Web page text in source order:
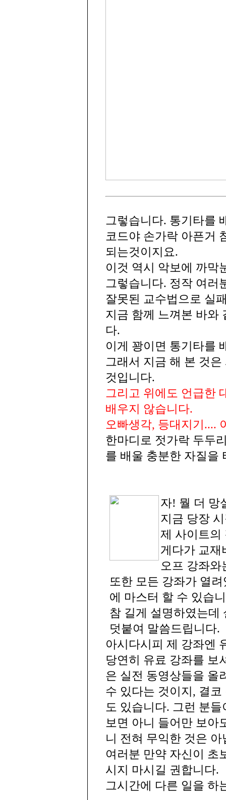
그렇습니다. 통기타를
코드야 손가락 아픈거
되는것이지요.
이것 역시 악보에 까막
그렇습니다. 정작 여러
잘못된 교수법으로 실
지금 함께 느껴본 바와
다.
이게 꽝이면 통기타를
그래서 지금 해 본 것
것입니다.
그리고 위에도 언급한
배우지 않습니다.
오빠생각, 등대지기....
한마디로 젓가락 두두
를 배울 충분한 자질을
자! 뭘 더 망
지금 당장
제 사이트의
게다가 교재
오프 강좌와
또한 모든 강좌가 열
에 마스터 할 수 있습
참 길게 설명하였는데
덧붙여 말씀드립니다.
아시다시피 제 강좌엔
당연히 유료 강좌를 보
은 실전 동영상들을 올
수 있다는 것이지, 결
도 있습니다. 그런 분
보면 아니 들어만 보아
니 전혀 무익한 것은 아
여러분 만약 자신이 초
시지 마시길 권합니다.
그시간에 다른 일을 하